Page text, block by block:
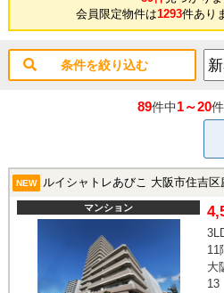
会員限定物件は1293件あり
条件を絞り込む
89件中1～20
NEW ルイシャトレあびこ 大阪市住吉区庭
マンション
11
大
13